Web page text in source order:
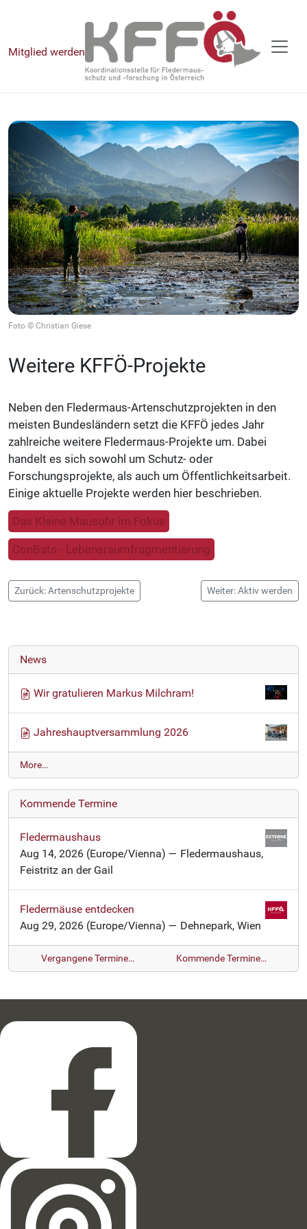
Mitglied werden
Foto © Christian Giese
Weitere KFFÖ-Projekte
Neben den Fledermaus-Artenschutzprojekten in den
meisten Bundesländern setzt die KFFÖ jedes Jahr
zahlreiche weitere Fledermaus-Projekte um. Dabei
handelt es sich sowohl um Schutz- oder
Forschungsprojekte, als auch um Öffentlichkeitsarbeit.
Einige aktuelle Projekte werden hier beschrieben.
Das Kleine Mausohr im Fokus
ConBats - Lebensraumfragmentierung
Zurück: Artenschutzprojekte Weiter: Aktiv werden
News
Wir gratulieren Markus Milchram!
Jahreshauptversammlung 2026
N
e
w
s
-
More…
Kommende Termine
Fledermaushaus
Aug 14, 2026 (Europe/Vienna) — Fledermaushaus,
Feistritz an der Gail
Fledermäuse entdecken
Aug 29, 2026 (Europe/Vienna) — Dehnepark, Wien
Vergangene Termine… Kommende Termine…